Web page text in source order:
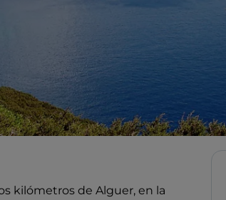
kilómetros de Alguer, en la